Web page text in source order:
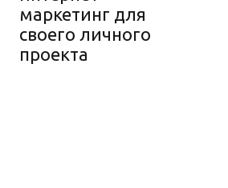
маркетинг для
своего личного
проекта